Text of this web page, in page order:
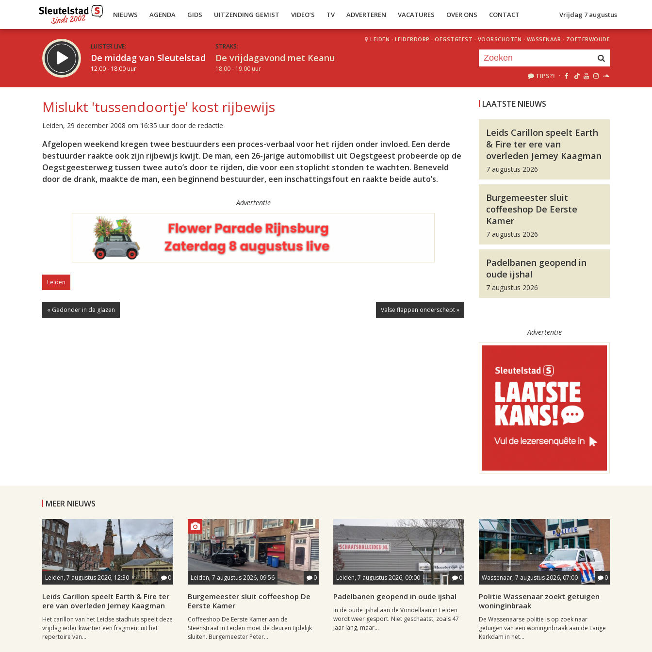
NIEUWS AGENDA GIDS UITZENDING GEMIST VIDEO’S TV ADVERTEREN VACATURES OVER ONS CONTACT Vrijdag 7 augustus
LUISTER LIVE:
De middag van Sleutelstad
12.00 - 18.00 uur
STRAKS:
De vrijdagavond met Keanu
18.00 - 19.00 uur
LEIDEN · LEIDERDORP · OEGSTGEEST · VOORSCHOTEN · WASSENAAR · ZOETERWOUDE
TIPS?! ·
Inklappen
Mislukt 'tussendoortje' kost rijbewijs
Leiden, 29 december 2008 om 16:35 uur door de redactie
Afgelopen weekend kregen twee bestuurders een proces-verbaal voor het rijden onder invloed. Een derde
bestuurder raakte ook zijn rijbewijs kwijt. De man, een 26-jarige automobilist uit Oegstgeest probeerde op de
Oegstgeesterweg tussen twee auto’s door te rijden, die voor een stoplicht stonden te wachten. Beneveld
door de drank, maakte de man, een beginnend bestuurder, een inschattingsfout en raakte beide auto’s.
Advertentie
Leiden
« Gedonder in de glazen Valse flappen onderschept »
LAATSTE NIEUWS
Leids Carillon speelt Earth
& Fire ter ere van
overleden Jerney Kaagman
7 augustus 2026
Burgemeester sluit
coffeeshop De Eerste
Kamer
7 augustus 2026
Padelbanen geopend in
oude ijshal
7 augustus 2026
Advertentie
MEER NIEUWS
Leiden, 7 augustus 2026, 12:30 0
Leids Carillon speelt Earth & Fire ter
ere van overleden Jerney Kaagman
Het carillon van het Leidse stadhuis speelt deze
vrijdag ieder kwartier een fragment uit het
repertoire van...
Leiden, 7 augustus 2026, 09:56 0
Burgemeester sluit coffeeshop De
Eerste Kamer
Coffeeshop De Eerste Kamer aan de
Steenstraat in Leiden moet de deuren tijdelijk
sluiten. Burgemeester Peter...
Leiden, 7 augustus 2026, 09:00 0
Padelbanen geopend in oude ijshal
In de oude ijshal aan de Vondellaan in Leiden
wordt weer gesport. Niet geschaatst, zoals 47
jaar lang, maar...
Wassenaar, 7 augustus 2026, 07:00 0
Politie Wassenaar zoekt getuigen
woninginbraak
De Wassenaarse politie is op zoek naar
getuigen van een woninginbraak aan de Lange
Kerkdam in het...